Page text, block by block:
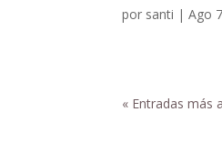
por santi |Ago
« Entradas más